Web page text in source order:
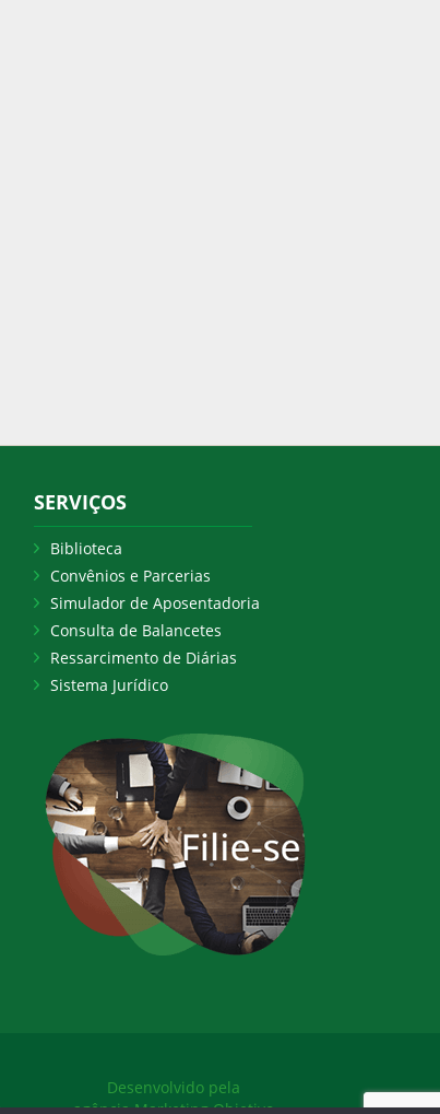
SERVIÇOS
Biblioteca
Convênios e Parcerias
Simulador de Aposentadoria
Consulta de Balancetes
Ressarcimento de Diárias
Sistema Jurídico
Desenvolvido pela
agência Marketing Objetivo